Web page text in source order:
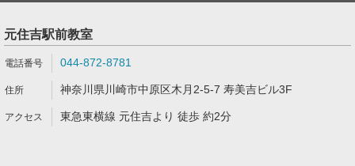
元住吉駅前教室
044-872-8781
神奈川県川崎市中原区木月2-5-7 寿美吉ビル3F
東急東横線 元住吉より 徒歩 約2分